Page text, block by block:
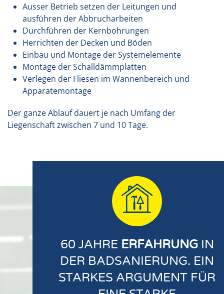
Ausser Betrieb setzen der Leitungen und
ausführen der Abbrucharbeiten
Durchführen der Kernbohrungen
Herrichten der Decken und Böden
Einbau und Montage der Systemelemente
Montage der Schalldämmplatten
Verlegen der Fliesen im Wannenbereich und
Apparatemontage
Der ganze Ablauf dauert je nach Umfang der
Liegenschaft zwischen 7 und 10 Tage.
60 JAHRE ERFAHRUNGIN
DER BADSANIERUNG. EIN
STARKES ARGUMENT FÜR